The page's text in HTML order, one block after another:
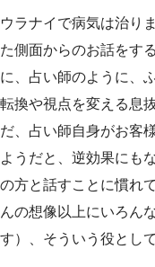
ウラナイで病気は治り
た側面からのお話をす
に、占い師のように、
転換や視点を変える息
だ、占い師自身がお客
ようだと、逆効果にも
の方と話すことに慣れ
んの想像以上にいろん
す）、そういう役とし